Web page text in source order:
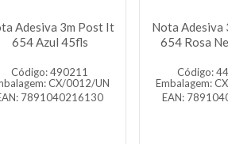
Adesiva 3m Post It
654 Azul 45fls
Código: 490211
CX/0012/UN
7891040216130
Nota Adesiva
654 Rosa
Código:
Embalagem:
EAN: